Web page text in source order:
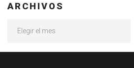
ARCHIVOS